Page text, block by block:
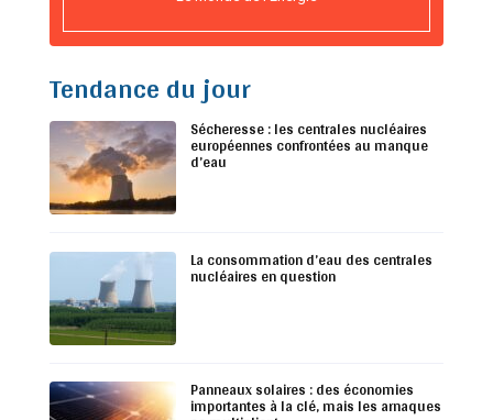
Tendance du jour
Sécheresse : les centrales nucléaires
européennes confrontées au manque
d’eau
La consommation d’eau des centrales
nucléaires en question
Panneaux solaires : des économies
importantes à la clé, mais les arnaques